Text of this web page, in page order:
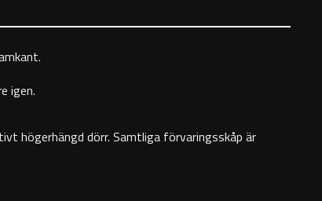
igen.
högerhängd dörr. Samtliga förvaringsskåp är